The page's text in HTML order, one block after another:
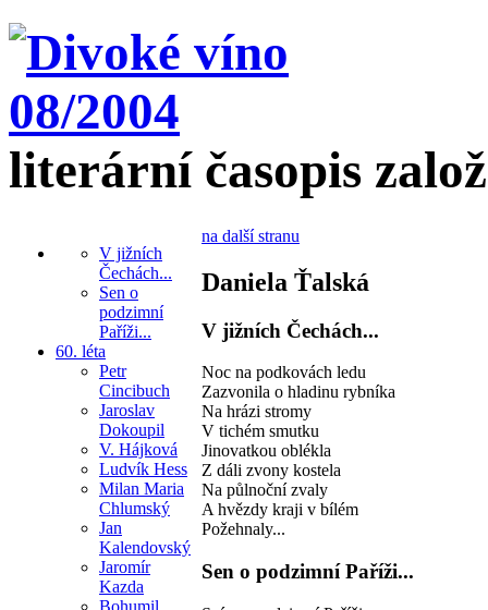
literární časopis
V jižních
Čechách...
Sen o
podzimní
Paříži...
60. léta
Petr
Cincibuch
Jaroslav
Dokoupil
V. Hájková
Ludvík Hess
Milan Maria
Chlumský
Jan
Kalendovský
Jaromír
Kazda
Bohumil
na další stranu
Daniela Ťalská
V jižních Čechách...
Noc na podkovách ledu
Zazvonila o hladinu rybníka
Na hrázi stromy
V tichém smutku
Jinovatkou oblékla
Z dáli zvony kostela
Na půlnoční zvaly
A hvězdy kraji v bílém
Požehnaly...
Sen o podzimní Paříži...